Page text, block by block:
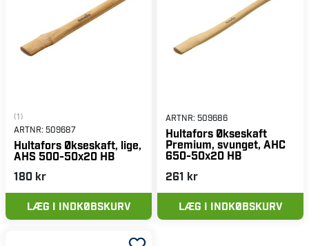
(1)
ARTNR: 509687
Hultafors Økseskaft, lige,
AHS 500-50x20 HB
180 kr
LÆG I INDKØBSKURV
ARTNR: 509686
Hultafors Økseskaft
Premium, svunget, AHC
650-50x20 HB
261 kr
LÆG I INDKØBSKURV